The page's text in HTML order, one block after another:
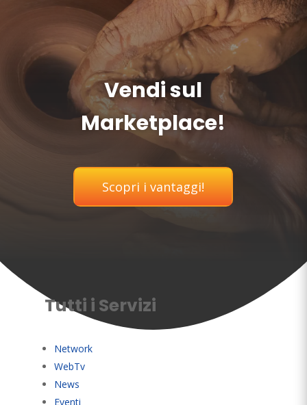
Vendi sul
Marketplace!
Scopri i vantaggi!
Tutti i Servizi
Network
WebTv
News
Eventi